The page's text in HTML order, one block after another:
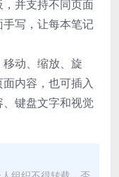
并支持不同页面
写，让每本笔记
移动、缩放、旋
内容，也可插入
键盘文字和视觉